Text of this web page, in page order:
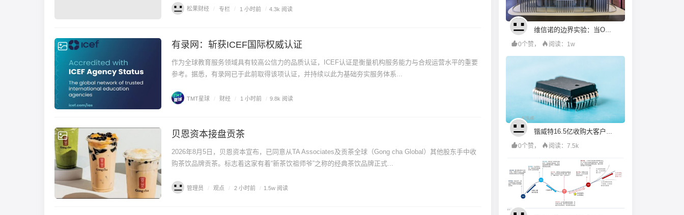
松果财经 / 专栏 / 1 小时前 / 4.3k 阅读
财经
有录网：斩获ICEF国际权威认证
作为全球教育服务领域具有较高公信力的品质认证，ICEF认证是衡量机构服务能力与合规运营水平的重要
参考。据悉，有录网已于此前取得该项认证，并持续以此为基础夯实服务体系...
TMT星球 / 财经 / 1 小时前 / 9.8k 阅读
观点
贝恩资本接盘贡茶
2026年8月5日，贝恩资本宣布，已同意从TA Associates及贡茶全球（Gong cha Global）其他股东手中收
购茶饮品牌贡茶。标志着这家有着“新茶饮祖师爷”之称的经典茶饮品牌正式...
管理员 / 观点 / 2 小时前 / 1.5w 阅读
维信诺的边界实验：当OLED大厂决定走进ChinaJoy
0个赞，
阅读：1w
0个赞，
阅读：7.5k